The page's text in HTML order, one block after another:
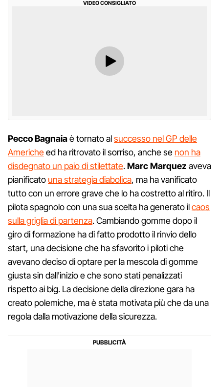
VIDEO CONSIGLIATO
Pecco Bagnaiaè tornato alsuccesso nel GP delle
Americheed ha ritrovato il sorriso, anche se non ha
disdegnato un paio di stilettate.Marc Marquez aveva
pianificato una strategia diabolica, ma ha vanificato
tutto con un errore grave che lo ha costretto al ritiro. Il
pilota spagnolo con una sua scelta ha generato ilcaos
sulla griglia di partenza. Cambiando gomme dopo il
giro di formazione ha di fatto prodotto il rinvio dello
start, una decisione che ha sfavorito i piloti che
avevano deciso di optare per la mescola di gomme
giusta sin dall'inizio e che sono stati penalizzati
rispetto ai big. La decisione della direzione gara ha
creato polemiche, ma è stata motivata più che da una
regola dalla motivazione della sicurezza.